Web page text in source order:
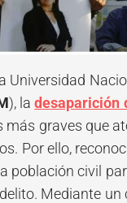
Universidad
), ladesaparición
más graves que
Por ello,
población civil
Mediante un